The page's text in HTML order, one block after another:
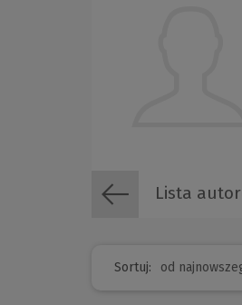
Lista
Sortuj: